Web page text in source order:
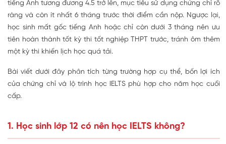
tiếng Anh tương đương 4.5 trở lên, mục tiêu sử dụng chứng chỉ rõ
ràng và còn ít nhất 6 tháng trước thời điểm cần nộp. Ngược lại,
học sinh mất gốc tiếng Anh hoặc chỉ còn dưới 3 tháng nên ưu
tiên hoàn thành tốt kỳ thi tốt nghiệp THPT trước, tránh ôm thêm
một kỳ thi khiến lịch học quá tải.
Bài viết dưới đây phân tích từng trường hợp cụ thể, bốn lợi ích
của chứng chỉ và lộ trình học IELTS phù hợp cho năm học cuối
cấp.
1. Học sinh lớp 12 có nên học IELTS không?